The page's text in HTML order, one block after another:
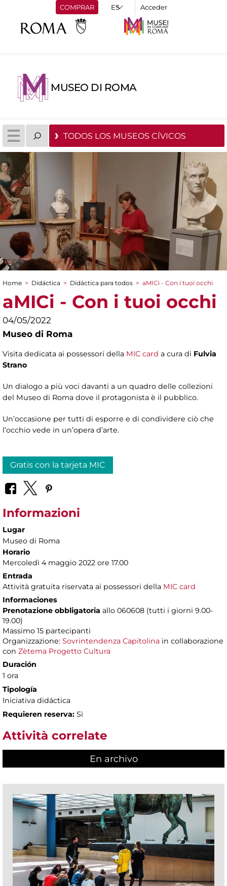
COMPRAR Acceder
MUSEO DI ROMA
TODOS LOS MUSEOS CÍVICOS
You are here
Home > Didáctica > Didáctica para todos > aMICi - Con i tuoi occhi
aMICi - Con i tuoi occhi
04/05/2022
Museo di Roma
Visita dedicata ai possessori della MIC card a cura di Fulvia
Strano
Un dialogo a più voci davanti a un quadro delle collezioni
del Museo di Roma dove il protagonista è il pubblico.
Un’occasione per tutti di esporre e di condividere ciò che
l’occhio vede in un’opera d’arte.
Gratis con la tarjeta MIC
Informazioni
Lugar
Museo di Roma
Horario
Mercoledì 4 maggio 2022 ore 17.00
Entrada
Attività gratuita riservata ai possessori della MIC card
Informaciones
Prenotazione obbligatoria allo 060608 (tutti i giorni 9.00-
19.00)
Massimo 15 partecipanti
Organizzazione: Sovrintendenza Capitolina in collaborazione
con Zètema Progetto Cultura
Duración
1 ora
Tipología
Iniciativa didáctica
Requieren reserva: Sì
Attività correlate
En archivo